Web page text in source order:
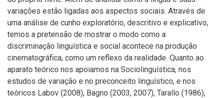
variações estão ligadas aos aspectos sociais. Através de
uma análise de cunho exploratório, descritivo e explicativo,
temos a pretensão de mostrar o modo como a
discriminação linguística e social acontece na produção
cinematográfica, como um reflexo da realidade. Quanto ao
aparato teórico nos apoiamos na Sociolinguística, nos
estudos de variação e no preconceito linguístico, e nos
teóricos Labov (2008), Bagno (2003, 2007), Tarallo (1986),